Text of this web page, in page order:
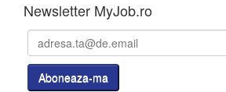
Newsletter MyJob.ro